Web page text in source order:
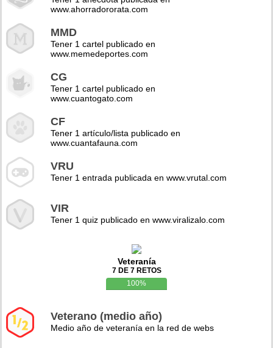
www.ahorradororata.com
MMD
Tener 1 cartel publicado en
www.memedeportes.com
CG
Tener 1 cartel publicado en
www.cuantogato.com
CF
Tener 1 artículo/lista publicado en
www.cuantafauna.com
VRU
Tener 1 entrada publicada en www.vrutal.com
VIR
Tener 1 quiz publicado en www.viralizalo.com
Veteranía
7 DE 7 RETOS
100%
Veterano (medio año)
Medio año de veteranía en la red de webs